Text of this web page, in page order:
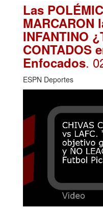
Las
MARCARON
INFANTINO
CONTADOS
Enfocados.
ESPN Deportes